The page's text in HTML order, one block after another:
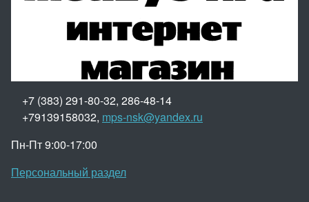
+7 (383) 291-80-32, 286-48-14
+79139158032, mps-nsk@yandex.ru
Пн-Пт 9:00-17:00
Персональный раздел